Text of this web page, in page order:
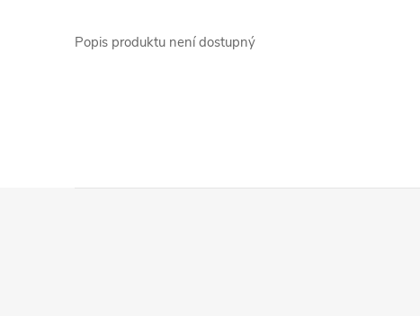
Popis produktu není dostupný